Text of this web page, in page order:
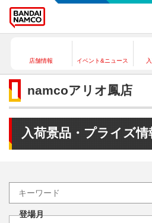
店舗情報 イベント&ニュース
namcoアリオ鳳店
入荷景品・プライズ情
登場月